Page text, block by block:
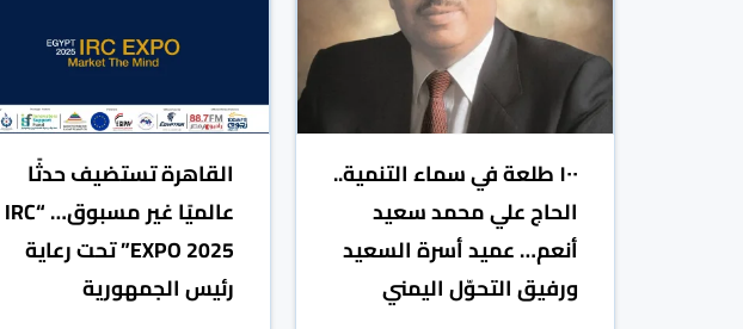
١٠٠ طلعة في سماء التنمية..
الحاج علي محمد سعيد
أنعم… عميد أسرة السعيد
ورفيق التحوّل اليمني
القاهرة تستضيف حدثًا
عالميًا غير مسبوق… “IRC
EXPO 2025” تحت رعاية
رئيس الجمهورية